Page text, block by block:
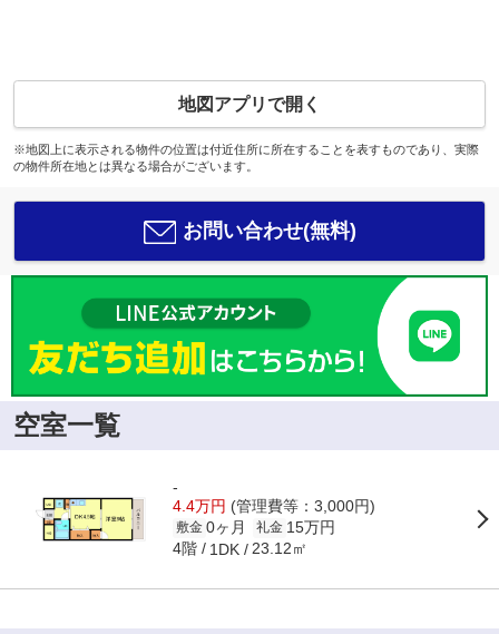
地図アプリで開く
※地図上に表示される物件の位置は付近住所に所在することを表すものであり、実際
の物件所在地とは異なる場合がございます。
お問い合わせ(無料)
空室一覧
-
4.4万円 (管理費等：3,000円)
敷金 0ヶ月 礼金 15万円
4階 1DK 23.12㎡